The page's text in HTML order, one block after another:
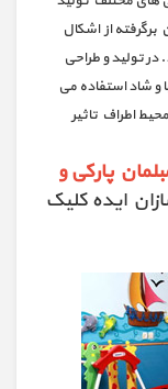
از اشکال
تولید و طراحی
و شاد استفاده می
اطراف تاثیر
پارکی و
ایده کلیک